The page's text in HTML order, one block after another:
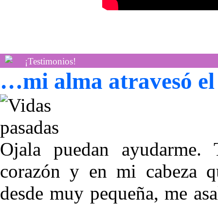
¡Testimonios!
…mi alma atravesó
Ojala puedan ayudarme.
corazón y en mi cabeza
desde muy pequeña, me